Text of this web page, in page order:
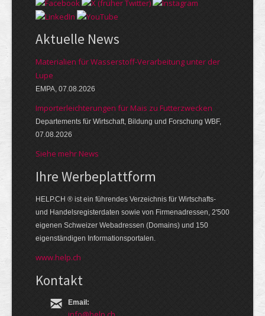
Aktuelle News
Materialien für Wasserstoff-Verarbeitung unter der
Lupe
EMPA, 07.08.2026
Importerleichterungen für Mais zu Futterzwecken
Departements für Wirtschaft, Bildung und Forschung WBF,
07.08.2026
Siehe mehr News
Ihre Werbe­platt­form
HELP.CH ® ist ein führendes Ver­zeich­nis für Wirt­schafts-
und Handels­register­daten so­wie von Firmen­adressen, 2'500
eige­nen Schweizer Web­adressen (Domains) und 150
eigen­ständigen Infor­mations­por­talen.
www.help.ch
Kontakt
Email: